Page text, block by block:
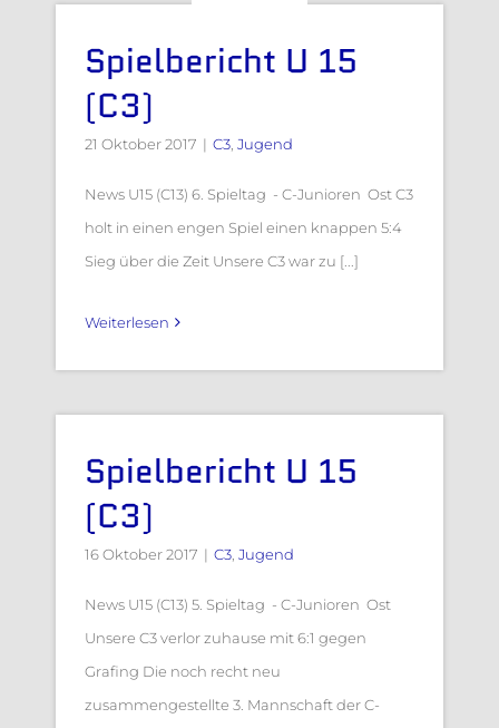
Spielbericht U 15
(C3)
21 Oktober 2017 | C3, Jugend
News U15 (C13) 6. Spieltag - C-Junioren Ost C3
holt in einen engen Spiel einen knappen 5:4
Sieg über die Zeit Unsere C3 war zu [...]
Weiterlesen
Spielbericht U 15
(C3)
16 Oktober 2017 | C3, Jugend
News U15 (C13) 5. Spieltag - C-Junioren Ost
Unsere C3 verlor zuhause mit 6:1 gegen
Grafing Die noch recht neu
zusammengestellte 3. Mannschaft der C-